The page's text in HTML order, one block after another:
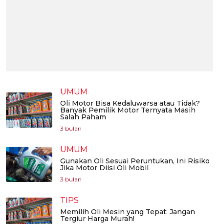
UMUM
Oli Motor Bisa Kedaluwarsa atau Tidak?
Banyak Pemilik Motor Ternyata Masih
Salah Paham
3 bulan
UMUM
Gunakan Oli Sesuai Peruntukan, Ini Risiko
Jika Motor Diisi Oli Mobil
3 bulan
TIPS
Memilih Oli Mesin yang Tepat: Jangan
Tergiur Harga Murah!